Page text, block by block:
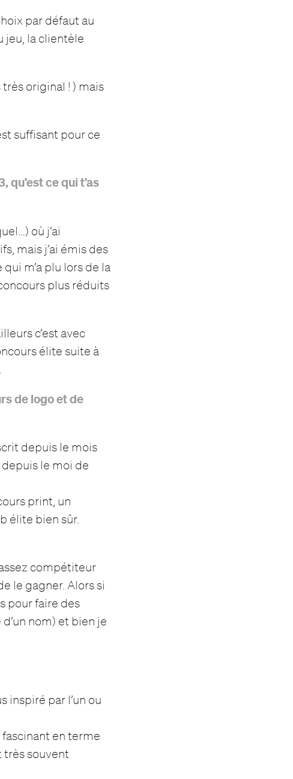
par défaut au
jeu, la clientèle
très original ! ) mais
suffisant pour ce
ce qui t’as
où j’ai
mais j’ai émis des
m’a plu lors de la
plus réduits
c’est avec
élite suite à
de logo et de
depuis le mois
le moi de
print, un
élite bien sûr.
compétiteur
le gagner. Alors si
pour faire des
nom) et bien je
inspiré par l’un ou
en terme
très souvent